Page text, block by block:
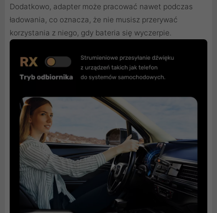
Dodatkowo, adapter może pracować nawet podczas
ładowania, co oznacza, że nie musisz przerywać
korzystania z niego, gdy bateria się wyczerpie.